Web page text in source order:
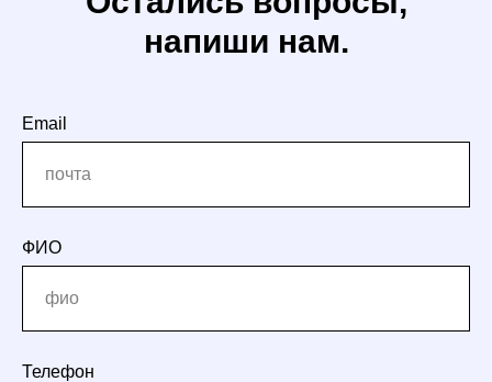
напиши нам.
Email
ФИО
Телефон